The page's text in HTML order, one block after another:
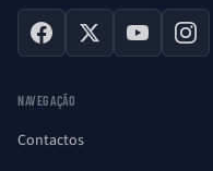
Facebook
X YouTube
NAVEGAÇÃO
Contactos